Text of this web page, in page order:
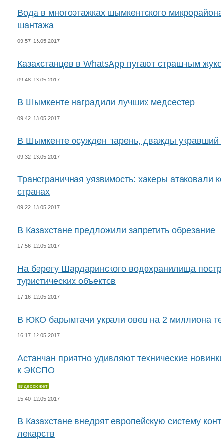
Вода в многоэтажках шымкентского
шантажа
09:57 13.05.2017
Казахстанцев в WhatsApp пугают страшным
09:48 13.05.2017
В Шымкенте наградили лучших медсестер
09:42 13.05.2017
В Шымкенте осужден парень, дважды укравший
09:32 13.05.2017
Трансграничная уязвимость: хакеры атаковали
странах
09:22 13.05.2017
В Казахстане предложили запретить обрезание
17:56 12.05.2017
На берегу Шардаринского водохранилища
туристических объектов
17:16 12.05.2017
В ЮКО барымтачи украли овец на 2 миллиона
16:17 12.05.2017
Астанчан приятно удивляют технические
к ЭКСПО
видеосюжет
15:40 12.05.2017
В Казахстане внедрят европейскую систему
лекарств